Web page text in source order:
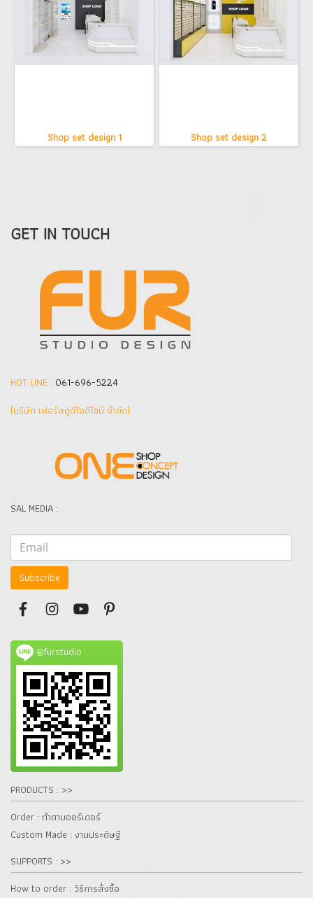
Shop set design 1 Shop set design 2
GET IN TOUCH
HOT LINE : 061-696-5224
(บริษัท เฟอร์สตูดิโอดีไซน์ จำกัด]
SAL MEDIA :
Subscribe
@furstudio
PRODUCTS : >>
Order : ทำตามออร์เดอร์
Custom Made : งานประดิษฐ์
SUPPORTS : >>
How to order : วิธีการสั่งซื้อ